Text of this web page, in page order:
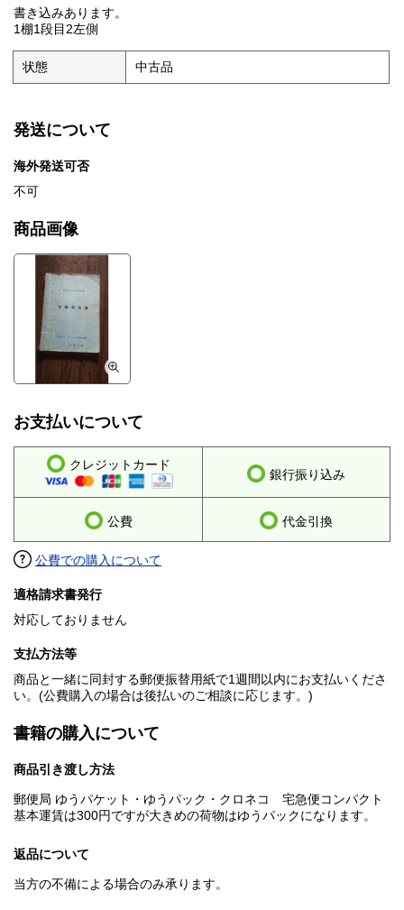
書き込みあります。
1棚1段目2左側
状態 中古品
発送について
海外発送可否
不可
商品画像
お支払いについて
クレジットカード
銀行振り込み
公費 代金引換
公費での購入について
適格請求書発行
対応しておりません
支払方法等
商品と一緒に同封する郵便振替用紙で1週間以内にお支払いくださ
い。(公費購入の場合は後払いのご相談に応じます。)
書籍の購入について
商品引き渡し方法
郵便局 ゆうパケット・ゆうパック・クロネコ 宅急便コンパクト
基本運賃は300円ですが大きめの荷物はゆうパックになります。
返品について
当方の不備による場合のみ承ります。